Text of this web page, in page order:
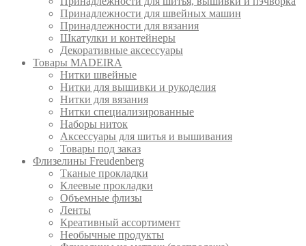
Принадлежности для швейных машин
Принадлежности для вязания
Шкатулки и контейнеры
Декоративные аксессуары
Товары MADEIRA
Нитки швейные
Нитки для вышивки и рукоделия
Нитки для вязания
Нитки специализированные
Наборы ниток
Аксессуары для шитья и вышивания
Товары под заказ
Флизелины Freudenberg
Тканые прокладки
Клеевые прокладки
Объемные флизы
Ленты
Креативный ассортимент
Необычные продукты